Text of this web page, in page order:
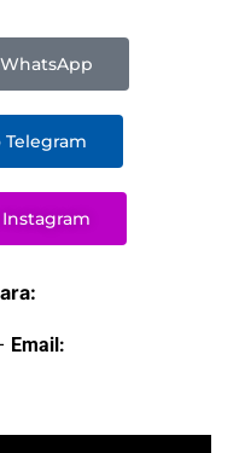
Telegram
Email: